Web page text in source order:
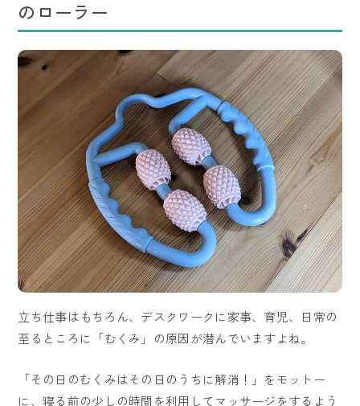
のローラー
立ち仕事はもちろん、デスクワークに家事、育児、日常の
至るところに「むくみ」の原因が潜んでいますよね。
「その日のむくみはその日のうちに解消！」をモットー
に、寝る前の少しの時間を利用してマッサージをするよう